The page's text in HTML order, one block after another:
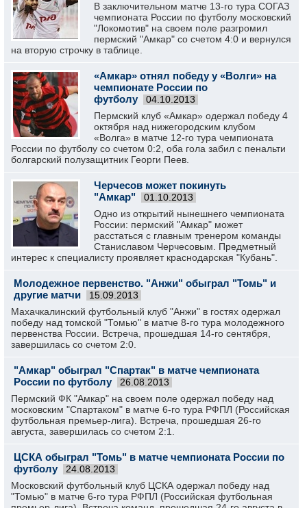
В заключительном матче 13-го тура СОГАЗ
чемпионата России по футболу московский
"Локомотив" на своем поле разгромил
пермский "Амкар" со счетом 4:0 и вернулся
на вторую строчку в таблице.
«Амкар» отнял победу у «Волги» на
чемпионате России по
футболу
04.10.2013
Пермский клуб «Амкар» одержал победу 4
октября над нижегородским клубом
«Волга» в матче 12-го тура чемпионата
России по футболу со счетом 0:2, оба гола забил с пенальти
болгарский полузащитник Георги Пеев.
Черчесов может покинуть
"Амкар"
01.10.2013
Одно из открытий нынешнего чемпионата
России: пермский "Амкар" может
расстаться с главным тренером команды
Станиславом Черчесовым. Предметный
интерес к специалисту проявляет краснодарская "Кубань".
Молодежное первенство. "Анжи" обыграл "Томь" и
другие матчи
15.09.2013
Махачкалинский футбольный клуб "Анжи" в гостях одержал
победу над томской "Томью" в матче 8-го тура молодежного
первенства России. Встреча, прошедшая 14-го сентября,
завершилась со счетом 2:0.
"Амкар" обыграл "Спартак" в матче чемпионата
России по футболу
26.08.2013
Пермский ФК "Амкар" на своем поле одержал победу над
московским "Спартаком" в матче 6-го тура РФПЛ (Российская
футбольная премьер-лига). Встреча, прошедшая 26-го
августа, завершилась со счетом 2:1.
ЦСКА обыграл "Томь" в матче чемпионата России по
футболу
24.08.2013
Московский футбольный клуб ЦСКА одержал победу над
"Томью" в матче 6-го тура РФПЛ (Российская футбольная